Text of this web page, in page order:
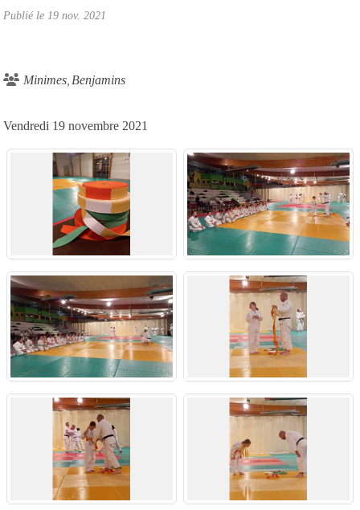
Publié le 19 nov. 2021
Minimes Benjamins
Vendredi 19 novembre 2021